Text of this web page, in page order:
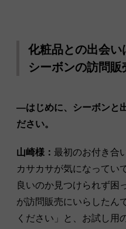
化粧品との出会い
シーボンの訪問
―はじめに、シーボンと
ださい。
山崎様： 最初のお付き合
カサカサが気になってい
良いのか見つけられず困
が訪問販売にいらしたん
ください」と、お試し用